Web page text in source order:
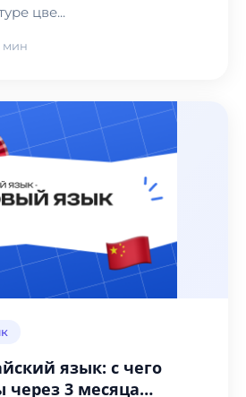
цве...
мин
язык: с чего
через 3 месяца